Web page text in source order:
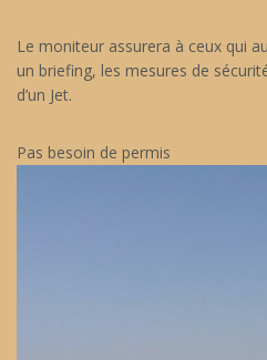
Le moniteur assurera à ceux qui
un briefing, les mesures de
d’un Jet.
Pas besoin de permis